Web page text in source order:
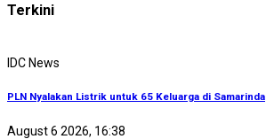
Terkini
IDC News
PLN Nyalakan Listrik untuk 65 Keluarga di Samarinda
August 6 2026, 16:38